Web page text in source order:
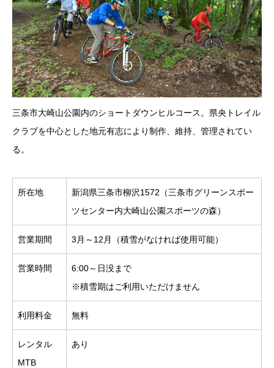
三条市大崎山公園内のショートダウンヒルコース。県央トレイル
クラブを中心とした地元有志により制作、維持、管理されてい
る。
所在地
新潟県三条市柳沢1572（三条市グリーンスポー
ツセンター内大崎山公園スポーツの森）
営業期間 3月～12月（積雪がなければ使用可能）
営業時間
6:00～日没まで
※積雪期はご利用いただけません
利用料金 無料
レンタル
MTB
あり